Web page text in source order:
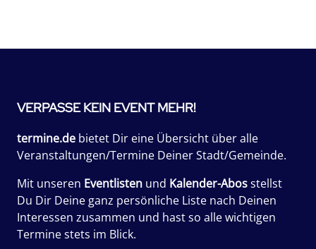
VERPASSE KEIN EVENT MEHR!
termine.de bietet Dir eine Übersicht über alle
Veranstaltungen/Termine Deiner Stadt/Gemeinde.
Mit unseren Eventlisten und Kalender-Abosstellst
Du Dir Deine ganz persönliche Liste nach Deinen
Interessen zusammen und hast so alle wichtigen
Termine stets im Blick.